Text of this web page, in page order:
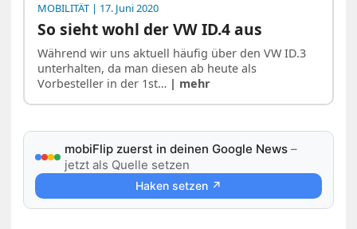
MOBILITÄT | 17. Juni 2020
So sieht wohl der VW ID.4 aus
Während wir uns aktuell häufig über den VW ID.3
unterhalten, da man diesen ab heute als
Vorbesteller in der 1st… | mehr
mobiFlip zuerst in deinen Google News –
jetzt als Quelle setzen
Haken setzen ↗